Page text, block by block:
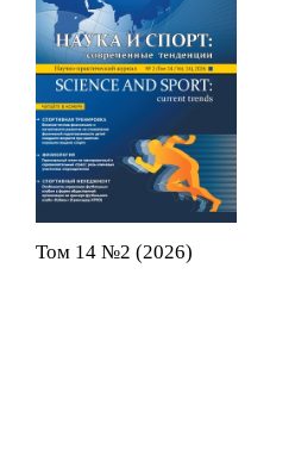
Том 14 №2 (2026)